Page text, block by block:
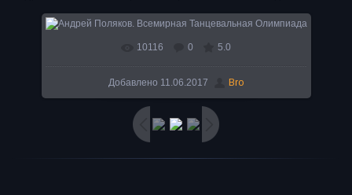
В реальном размере 800x499
10116 0 5.0
Добавлено 11.06.2017 Bro